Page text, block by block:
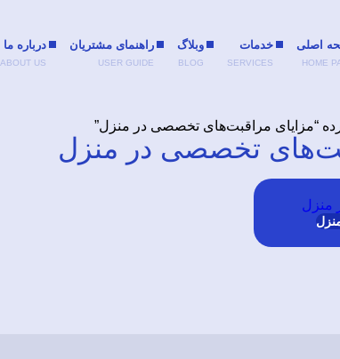
اصلی
HOME
خدمات
SERVICES
وبلاگ
BLOG
راهنمای مشتریان
USER GUIDE
درباره ما
ABOUT US
“مزایای مراقبت‌های تخصصی در منزل”
تخصصی در منزل